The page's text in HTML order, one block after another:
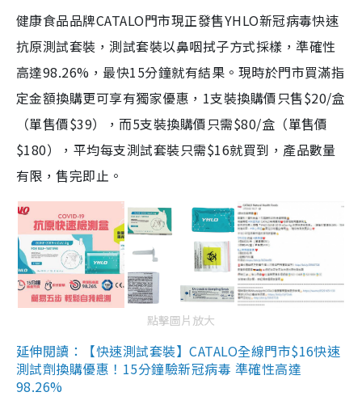
健康食品品牌CATALO門市現正發售YHLO新冠病毒快速
抗原測試套裝，測試套裝以鼻咽拭子方式採樣，準確性
高達98.26%，最快15分鐘就有結果。現時於門市買滿指
定金額換購更可享有獨家優惠，1支裝換購價只售$20/盒
（單售價$39），而5支裝換購價只需$80/盒（單售價
$180），平均每支測試套裝只需$16就買到，產品數量
有限，售完即止。
點擊圖片放大
延伸閱讀：【快速測試套裝】CATALO全線門市$16快速
測試劑換購優惠！15分鐘驗新冠病毒 準確性高達
98.26%